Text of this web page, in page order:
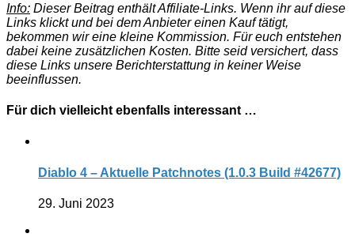
Info: Dieser Beitrag enthält Affiliate-Links. Wenn ihr auf diese
Links klickt und bei dem Anbieter einen Kauf tätigt,
bekommen wir eine kleine Kommission. Für euch entstehen
dabei keine zusätzlichen Kosten. Bitte seid versichert, dass
diese Links unsere Berichterstattung in keiner Weise
beeinflussen.
Für dich vielleicht ebenfalls interessant …
Diablo 4 – Aktuelle Patchnotes (1.0.3 Build #42677)
29. Juni 2023